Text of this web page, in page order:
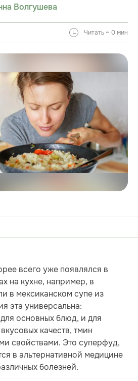
Волгушева
Читать ~ 0 мин
всего уже появлялся в
на кухне, например, в
в мексиканском супе из
эта универсальна:
основных блюд, и для
качеств, тмин
свойствами. Это суперфуд,
в альтернативной медицине
болезней.